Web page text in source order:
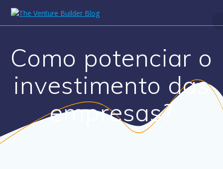
content
Como potenciar o
investimento das
empresas?